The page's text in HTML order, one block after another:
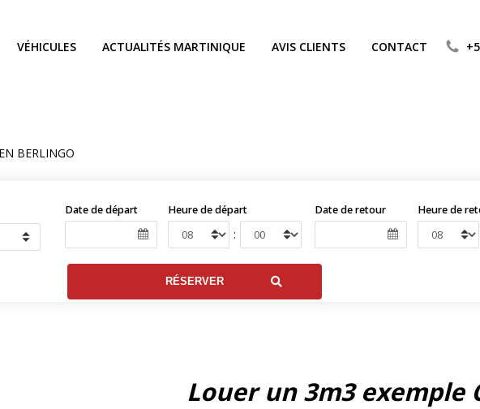
VÉHICULES ACTUALITÉS MARTINIQUE AVIS CLIENTS CONTACT
BERLINGO
Date de départ Heure de départ
:
Date de retour Heure de
Louer un 3m3 exemple